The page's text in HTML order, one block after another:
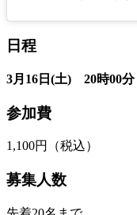
日程
3月16日(土) 20時00分
参加費
1,100円（税込）
募集人数